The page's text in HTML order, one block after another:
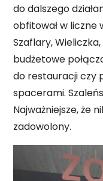
do dalszego
obfitował w liczne
Szaflary,
budżetowe
do restauracji czy
spacerami.
Najważniejsze, że
zadowolony.